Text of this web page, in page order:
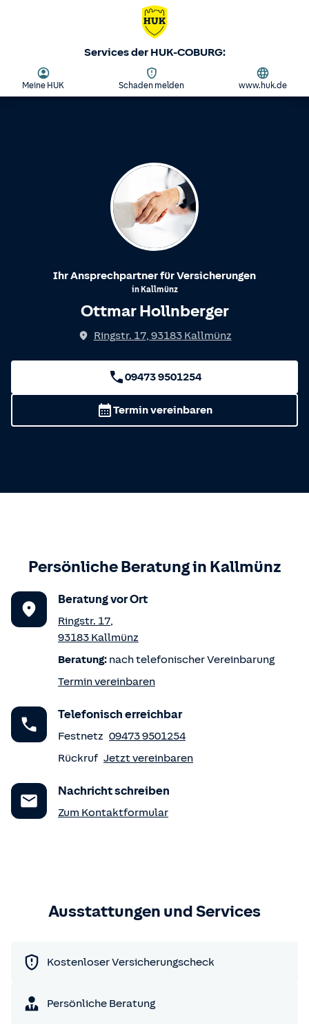
Services der HUK-COBURG:
Meine HUK Schaden melden www.huk.de
Ihr Ansprechpartner für Versicherungen
in Kallmünz
Ottmar Hollnberger
Ringstr. 17, 93183 Kallmünz
09473 9501254
Termin vereinbaren
Persönliche Beratung in Kallmünz
Beratung vor Ort
Ringstr. 17,
93183 Kallmünz
Beratung: nach telefonischer Vereinbarung
Termin vereinbaren
Telefonisch erreichbar
Festnetz 09473 9501254
Rückruf Jetzt vereinbaren
Nachricht schreiben
Zum Kontaktformular
Ausstattungen und Services
Kostenloser Versicherungscheck
Persönliche Beratung